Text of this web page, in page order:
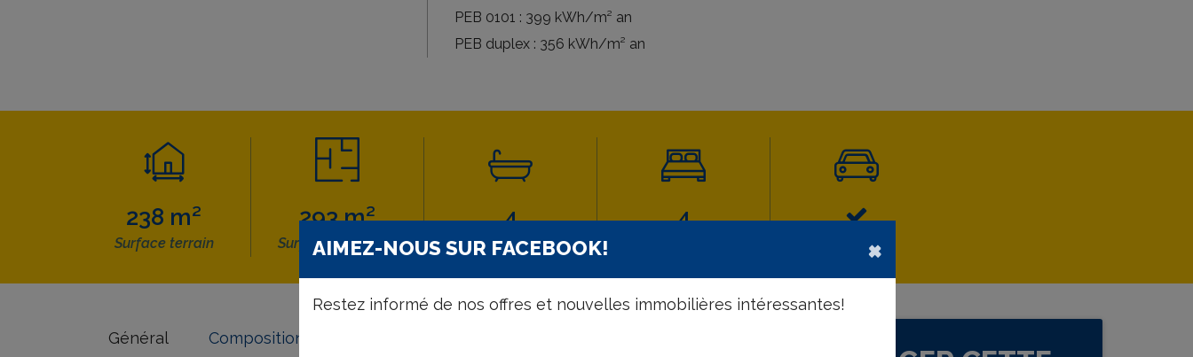
PEB 0101 : 399 kWh/m² an
PEB duplex : 356 kWh/m² an
238 m²
Surface terrain
293 m²
Surface habitable
4
Salles de bains
4
Garage
Général Composition
×
AIMEZ-NOUS SUR FACEBOOK!
Restez informé de nos offres et nouvelles immobilières intéressantes!